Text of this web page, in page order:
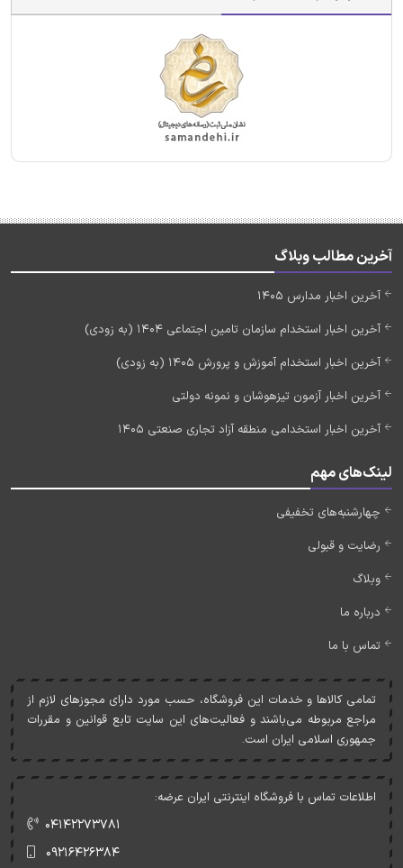
آخرین مطالب وبلاگ
آخرین اخبار مدارس 1405
آخرین اخبار استخدام سازمان تامین اجتماعی 1404 (به زودی)
آخرین اخبار استخدام آموزش و پرورش 1405 (به زودی)
آخرین اخبار آزمون تیزهوشان و نمونه دولتی
آخرین اخبار استخدامی منطقه آزاد تجاری صنعتی 1405
لینک‌های مهم
چهارشنبه‌های تخفیفی
رضایت و قبولی
وبلاگ
درباره ما
تماس با ما
تمامی کالاها و خدمات اين فروشگاه، حسب مورد دارای مجوزهای لازم از
مراجع مربوطه می‌باشند و فعاليت‌های اين سايت تابع قوانين و مقررات
جمهوری اسلامی ايران است.
اطلاعات تماس با فروشگاه اینترنتی ایران عرضه:
۰۴۱۴۲۲۷۳۷۸۱
۰۹۲۱۶۴۲۶۳۸۴